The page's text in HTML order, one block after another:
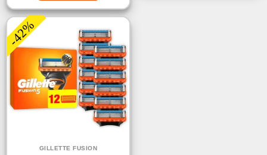
-42%
GILLETTE FUSION